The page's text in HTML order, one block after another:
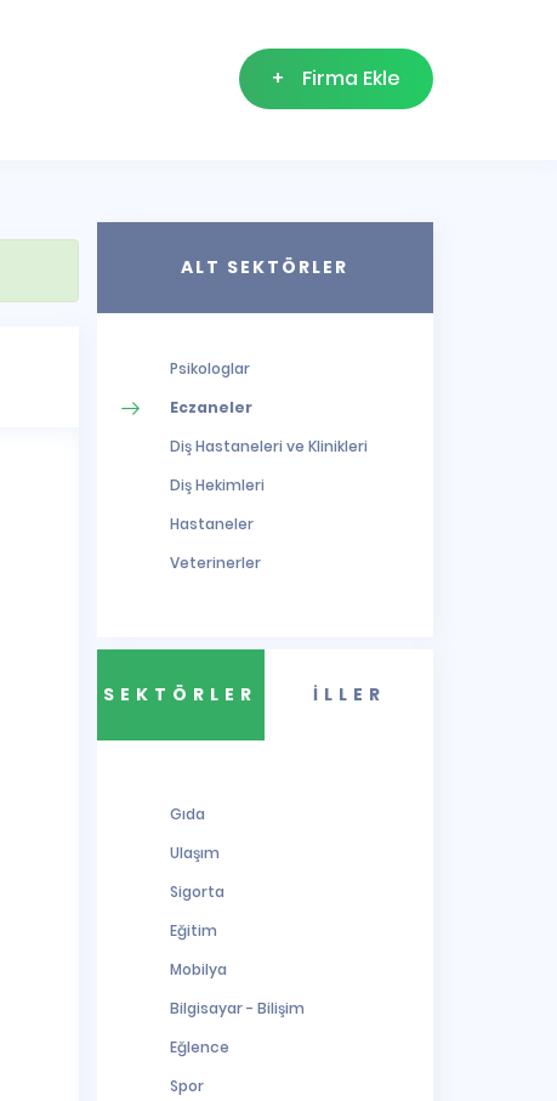
+ Firma Ekle
ALT SEKTÖRLER
Psikologlar
Eczaneler
Diş Hastaneleri ve Klinikleri
Diş Hekimleri
Hastaneler
Veterinerler
SEKTÖRLER İLLER
Gıda
Ulaşım
Sigorta
Eğitim
Mobilya
Bilgisayar - Bilişim
Eğlence
Spor